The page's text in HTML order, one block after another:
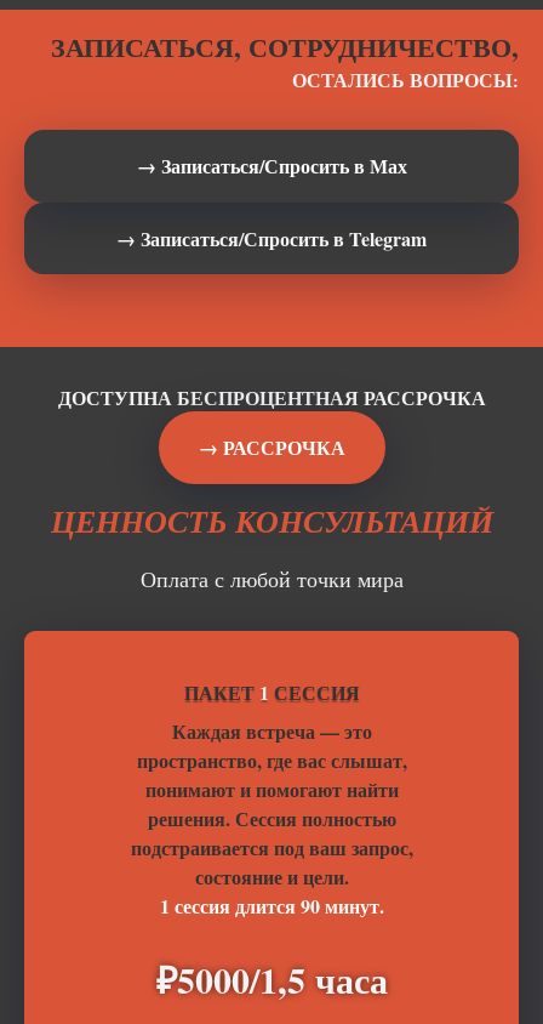
ЗАПИСАТЬСЯ, СОТРУДНИЧЕСТВО,
ОСТАЛИСЬ ВОПРОСЫ:
→ Записаться/Спросить в Мах
→ Записаться/Спросить в Telegram
ДОСТУПНА БЕСПРОЦЕНТНАЯ РАССРОЧКА
→ РАССРОЧКА
ЦЕННОСТЬ КОНСУЛЬТАЦИЙ
Оплата с любой точки мира
ПАКЕТ 1 СЕССИЯ
Каждая встреча — это
пространство, где вас слышат,
понимают и помогают найти
решения. Сессия полностью
подстраивается под ваш запрос,
состояние и цели.
1 сессия длится 90 минут.
₽5000/1,5 часа